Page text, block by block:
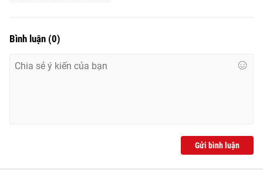
Bình luận (0)
Gửi bình luận